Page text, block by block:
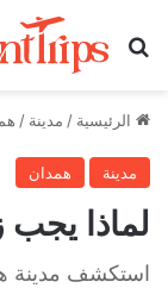
بحث عن
الرئيسية / مدينة /
مدينة همدان
لماذا
استكشف مدينة